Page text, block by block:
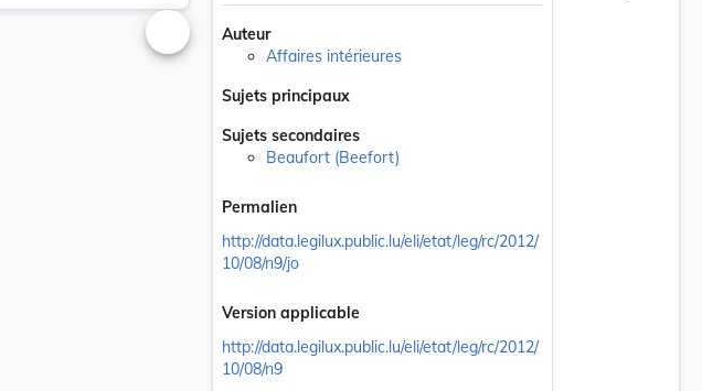
Changer la taille du texte
Auteur
Affaires intérieures
Sujets principaux
Sujets secondaires
Beaufort (Beefort)
Permalien
http://data.legilux.public.lu/eli/etat/leg/rc/2012/
10/08/n9/jo
Version applicable
http://data.legilux.public.lu/eli/etat/leg/rc/2012/
10/08/n9